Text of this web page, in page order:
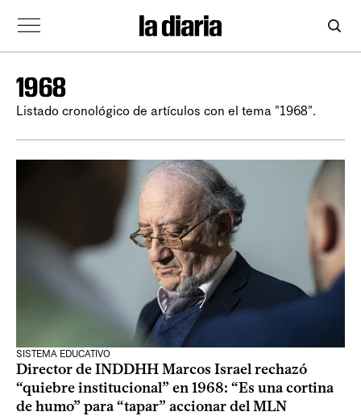
1968
Listado cronológico de artículos con el tema "1968".
SISTEMA EDUCATIVO
Director de INDDHH Marcos Israel rechazó
“quiebre institucional” en 1968: “Es una cortina
de humo” para “tapar” accionar del MLN